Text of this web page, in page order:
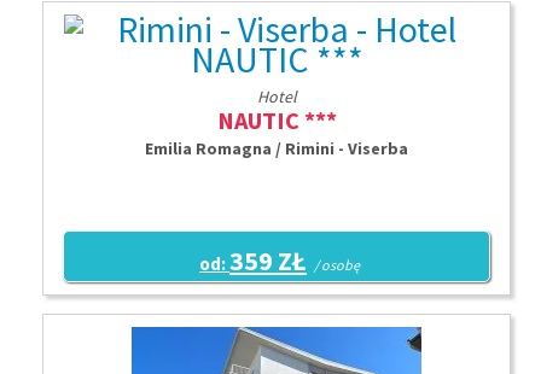
Hotel
NAUTIC ***
Emilia Romagna / Rimini - Viserba
od:359 ZŁ / osobę